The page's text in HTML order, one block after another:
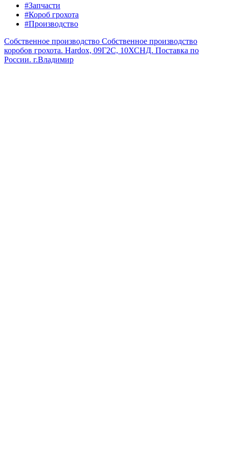
#Запчасти
#Короб грохота
#Производство
Собственное производство Собственное производство
коробов грохота. Hardox, 09Г2С, 10ХСНД. Поставка по
России. г.Владимир